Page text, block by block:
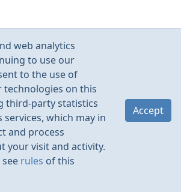
точно😁
web analytics
to use our
to the use of
technologies on this
third-party statistics
services, which may in
and process
your visit and activity.
rules of this
Accept